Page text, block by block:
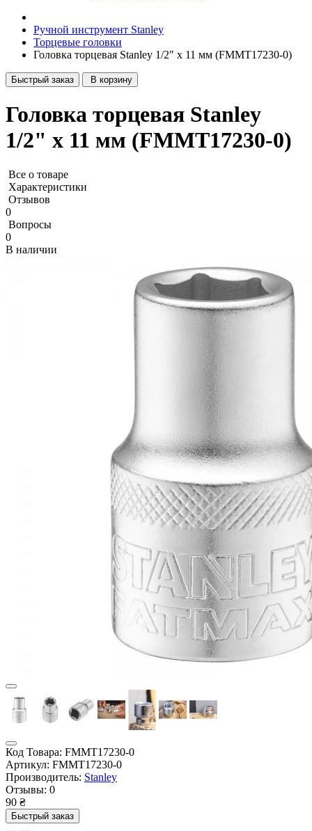
Ручной инструмент Stanley
Торцевые головки
Головка торцевая Stanley 1/2" х 11 мм (FMMT17230-0)
Быстрый заказ В корзину
Головка торцевая Stanley
1/2" х 11 мм (FMMT17230-0)
Все о товаре
Характеристики
Отзывов
0
Вопросы
0
В наличии
Код Товара: FMMT17230-0
Артикул: FMMT17230-0
Производитель: Stanley
Отзывы: 0
90 ₴
Быстрый заказ